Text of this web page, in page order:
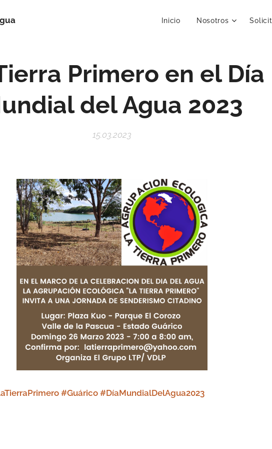
Inicio Nosotros
Primero en el Día
del Agua 2023
15.03.2023
#Guárico #DíaMundialDelAgua2023